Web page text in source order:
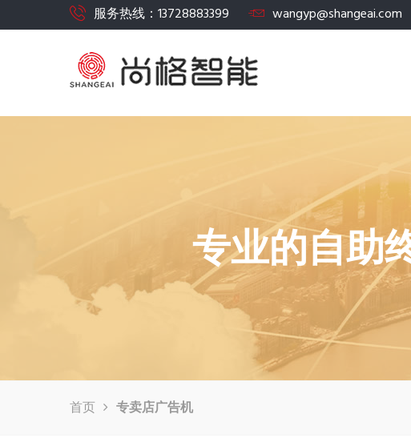
服务热线：13728883399 wangyp@shangeai.com
专业的自助
首页 专卖店广告机